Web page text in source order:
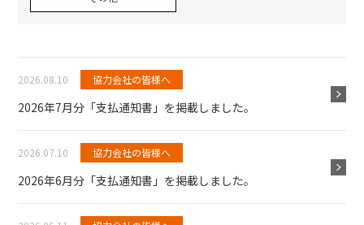
2026.08.10 協力会社の皆様へ
2026年7月分「支払通知書」を掲載しました。
2026.07.10 協力会社の皆様へ
2026年6月分「支払通知書」を掲載しました。